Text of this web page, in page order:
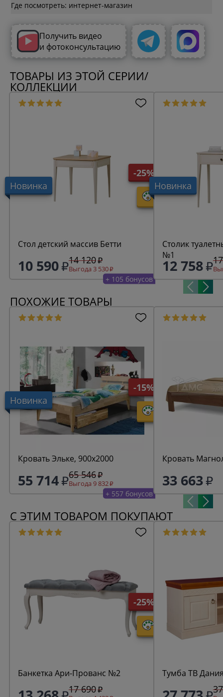
Где посмотреть: интернет-магазин
Получить видео
и фотоконсультацию
ТОВАРЫ ИЗ ЭТОЙ СЕРИИ/
КОЛЛЕКЦИИ
Новинка
-25%
Стол детский массив Бетти
10 590 14 120
Выгода 3 530
+ 105 бонусов
Новинка
Столик
№1
12 758
ПОХОЖИЕ ТОВАРЫ
Новинка
-15%
Кровать Эльке, 900х2000
55 714 65 546
Выгода 9 832
+ 557 бонусов
Кровать
33 663
С ЭТИМ ТОВАРОМ ПОКУПАЮТ
-25%
Банкетка Ари-Прованс №2
17 690
Тумба ТВ